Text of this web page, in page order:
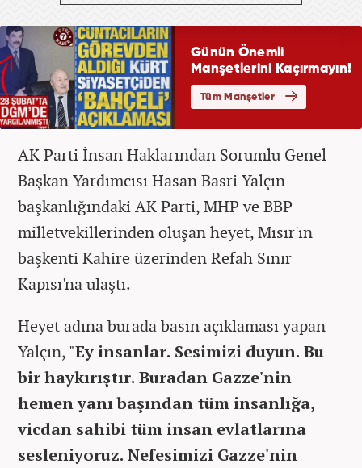
AK Parti İnsan Haklarından Sorumlu Genel
Başkan Yardımcısı Hasan Basri Yalçın
başkanlığındaki AK Parti, MHP ve BBP
milletvekillerinden oluşan heyet, Mısır'ın
başkenti Kahire üzerinden Refah Sınır
Kapısı'na ulaştı.
Heyet adına burada basın açıklaması yapan
Yalçın, "Ey insanlar. Sesimizi duyun. Bu
bir haykırıştır. Buradan Gazze'nin
hemen yanı başından tüm insanlığa,
vicdan sahibi tüm insan evlatlarına
sesleniyoruz. Nefesimizi Gazze'nin